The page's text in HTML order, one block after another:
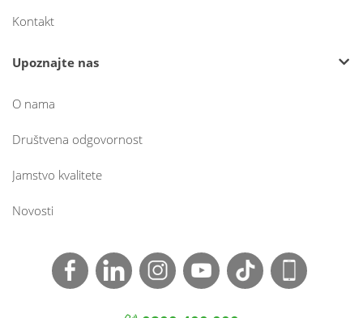
Kontakt
Upoznajte nas
O nama
Društvena odgovornost
Jamstvo kvalitete
Novosti